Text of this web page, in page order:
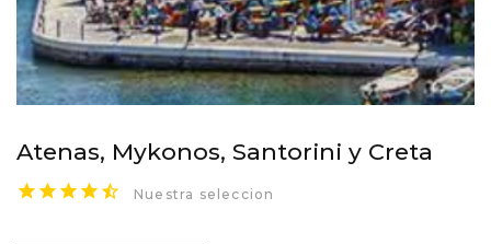
Atenas, Mykonos, Santorini y Creta
Nuestra seleccion